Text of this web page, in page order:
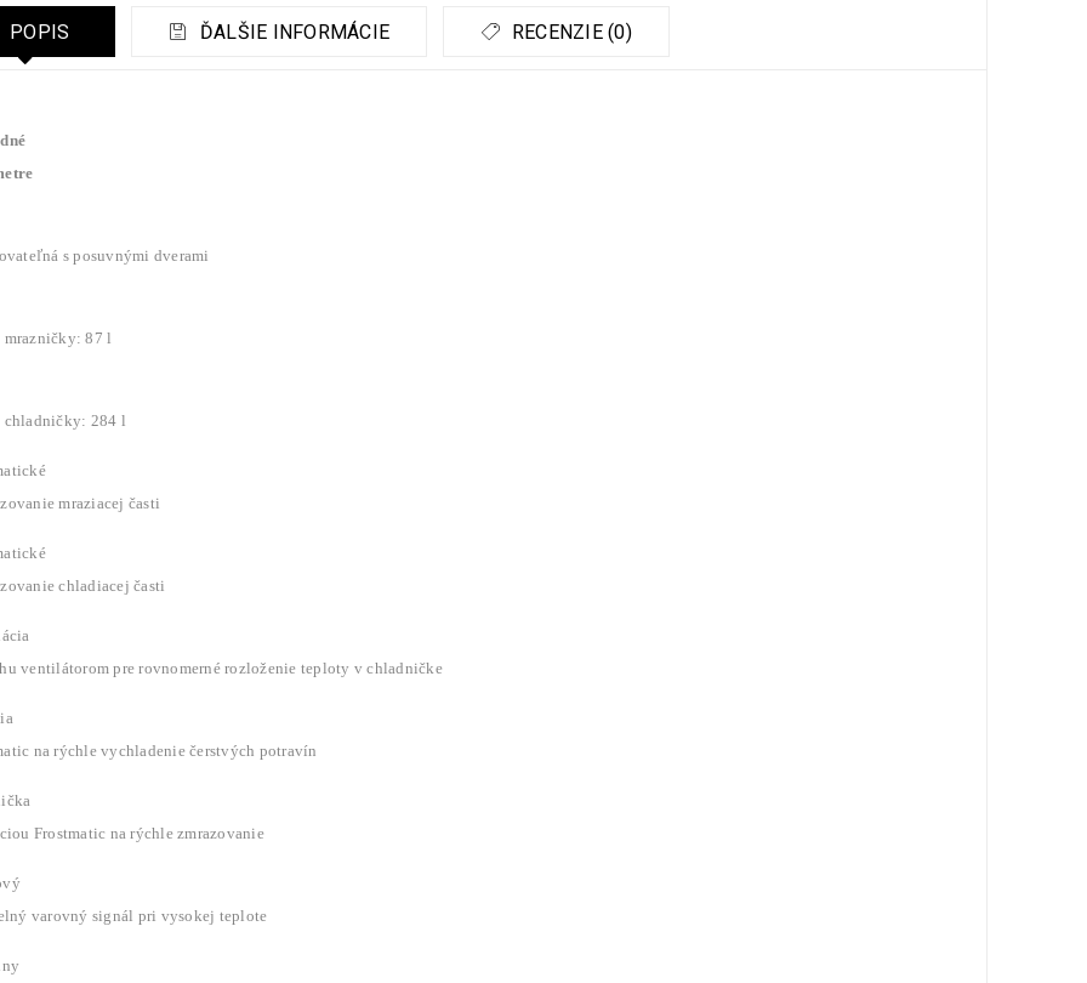
POPIS ĎALŠIE INFORMÁCIE RECENZIE (0)
s posuvnými dverami
mrazničky: 87 l
chladničky: 284 l
mraziacej časti
chladiacej časti
ventilátorom pre rovnomerné rozloženie teploty v chladničke
na rýchle vychladenie čerstvých potravín
Frostmatic na rýchle zmrazovanie
varovný signál pri vysokej teplote